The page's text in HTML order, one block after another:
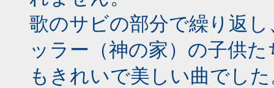
歌のサビの部分で繰り返
ッラー（神の家）の子供
もきれいで美しい曲でし